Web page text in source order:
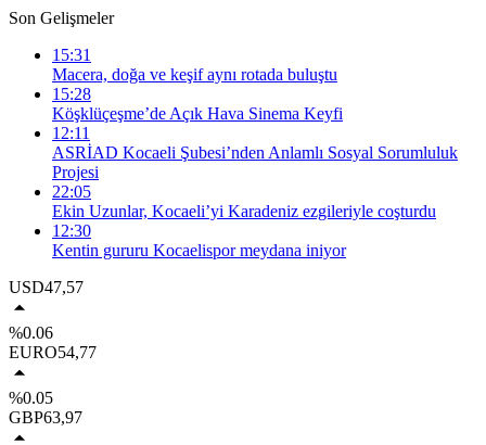
Son Gelişmeler
15:31
Macera, doğa ve keşif aynı rotada buluştu
15:28
Köşklüçeşme’de Açık Hava Sinema Keyfi
12:11
ASRİAD Kocaeli Şubesi’nden Anlamlı Sosyal Sorumluluk
Projesi
22:05
Ekin Uzunlar, Kocaeli’yi Karadeniz ezgileriyle coşturdu
12:30
Kentin gururu Kocaelispor meydana iniyor
USD47,57
%0.06
EURO54,77
%0.05
GBP63,97